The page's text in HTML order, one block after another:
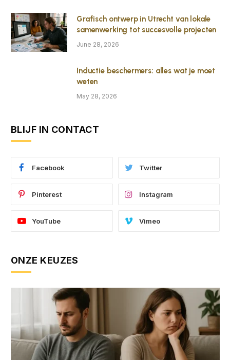
Grafisch ontwerp in Utrecht van lokale
samenwerking tot succesvolle projecten
June 28, 2026
Inductie beschermers: alles wat je moet
weten
May 28, 2026
BLIJF IN CONTACT
Facebook Twitter
Pinterest Instagram
YouTube Vimeo
ONZE KEUZES